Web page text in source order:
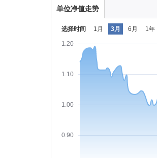
单位净值走势
选择时间 1月 3月 6月 1年
0.90
1.00
1.10
1.20